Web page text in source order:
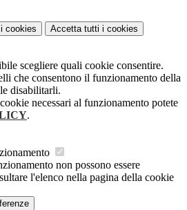
i cookies Accetta tutti i cookies
scegliere quali cookie consentire.
che consentono il funzionamento della
disabilitarli.
necessari al funzionamento potete
.
non possono essere
l'elenco nella pagina della cookie